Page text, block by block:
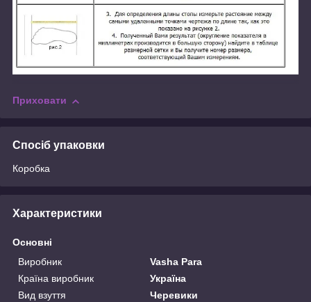
Приховати
Спосіб упаковки
Коробка
Характеристики
Основні
Виробник
Vasha Para
Країна виробник
Україна
Вид взуття
Черевики